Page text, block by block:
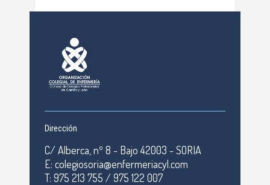
Dirección
C/ Alberca, nº 8 - Bajo 42003 - SORIA
E: colegiosoria@enfermeriacyl.com
T: 975 213 755 / 975 122 007